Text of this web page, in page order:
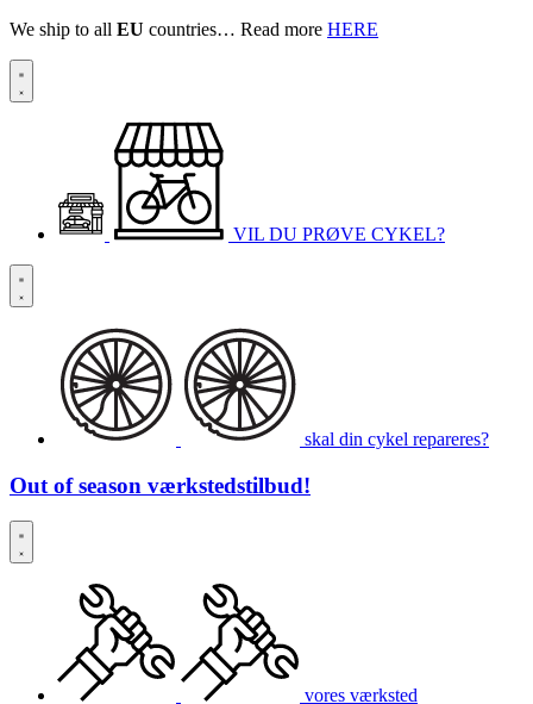
We ship to all EU countries… Read more HERE
VIL DU PRØVE CYKEL?
skal din cykel repareres?
Out of season værkstedstilbud!
vores værksted